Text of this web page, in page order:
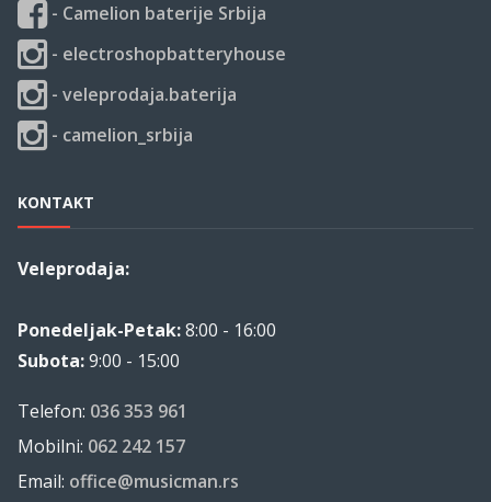
- Camelion baterije Srbija
- electroshopbatteryhouse
- veleprodaja.baterija
- camelion_srbija
KONTAKT
Veleprodaja:
Ponedeljak-Petak:8:00 - 16:00
Subota:9:00 - 15:00
Telefon: 036 353 961
Mobilni: 062 242 157
Email: office@musicman.rs